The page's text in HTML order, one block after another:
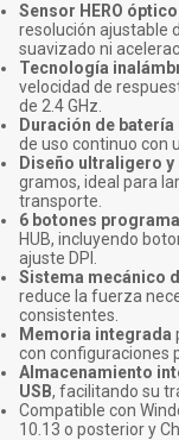
Sensor HERO
resolución ajustable
suavizado ni
Tecnología
velocidad de
de 2.4 GHz.
Duración de
de uso continuo con
Diseño ultraligero
gramos, ideal para
transporte.
6 botones
HUB, incluyendo
ajuste DPI.
Sistema mecánico
reduce la fuerza
consistentes.
Memoria integrada
con configuraciones
Almacenamiento
USB, facilitando su
Compatible con
10.13 o posterior y